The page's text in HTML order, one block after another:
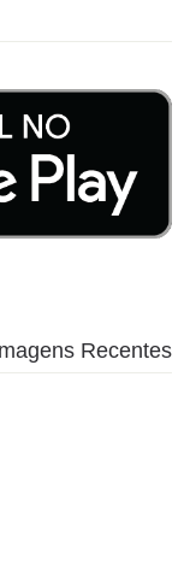
Recentes